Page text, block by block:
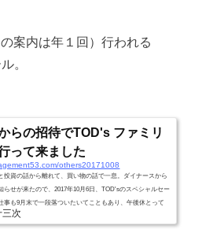
案内は年１回）行われる
。
らの招待でTOD's ファミリ
って来ました
others20171008
投資の話から離れて、買い物の話で一息。ダイナースから
らせが来たので、2017年10月6日、TOD'sのスペシャルセー
事も9月末で一段落ついたいてこともあり、午後休とって
〜ということで13:40分に品川で妻と待ち合わせ、そ
次